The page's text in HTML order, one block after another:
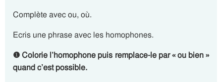
Complète avec ou, où.
Ecris une phrase avec les homophones.
❶Colorie l’homophone puis remplace-le par « ou bien »
quand c’est possible.